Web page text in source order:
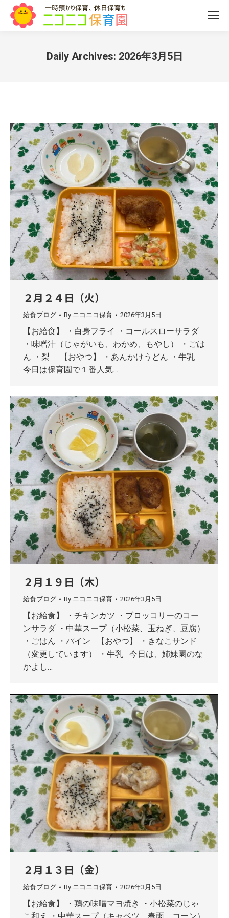
Daily Archives: 2026年3月5日
２月２４日（火）
給食ブログ By ニコニコ保育 2026年3月5日
【お給食】 ・白身フライ ・コールスローサラダ
・味噌汁（じゃがいも、わかめ、もやし） ・ごは
ん ・梨 【おやつ】 ・あんかけうどん ・牛乳
今日は保育園で１番人気…
２月１９日（木）
給食ブログ By ニコニコ保育 2026年3月5日
【お給食】 ・チキンカツ ・ブロッコリーのコー
ンサラダ ・中華スープ（小松菜、玉ねぎ、豆腐）
・ごはん ・パイン 【おやつ】 ・きなこサンド
（変更しています） ・牛乳 今日は、姉妹園のな
かよし…
２月１３日（金）
給食ブログ By ニコニコ保育 2026年3月5日
【お給食】 ・鶏の味噌マヨ焼き ・小松菜のじゃ
こ和え ・中華スープ（キャベツ、春雨、コーン）